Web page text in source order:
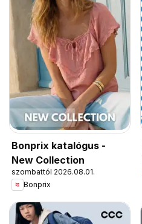
Bonprix katalógus -
New Collection
szombattól 2026.08.01.
Bonprix